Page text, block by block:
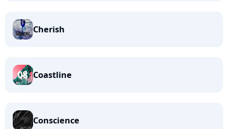
Cherish
Coastline
Conscience